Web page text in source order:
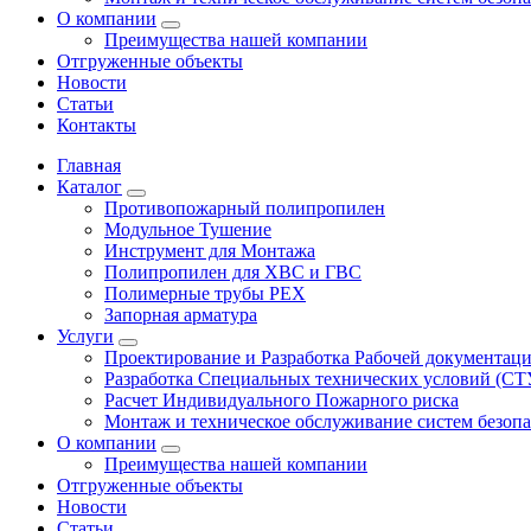
О компании
Преимущества нашей компании
Отгруженные объекты
Новости
Статьи
Контакты
Главная
Каталог
Противопожарный полипропилен
Модульное Тушение
Инструмент для Монтажа
Полипропилен для ХВС и ГВС
Полимерные трубы PEX
Запорная арматура
Услуги
Проектирование и Разработка Рабочей
Разработка Специальных технических условий
Расчет Индивидуального Пожарного риска
Монтаж и техническое обслуживание систем
О компании
Преимущества нашей компании
Отгруженные объекты
Новости